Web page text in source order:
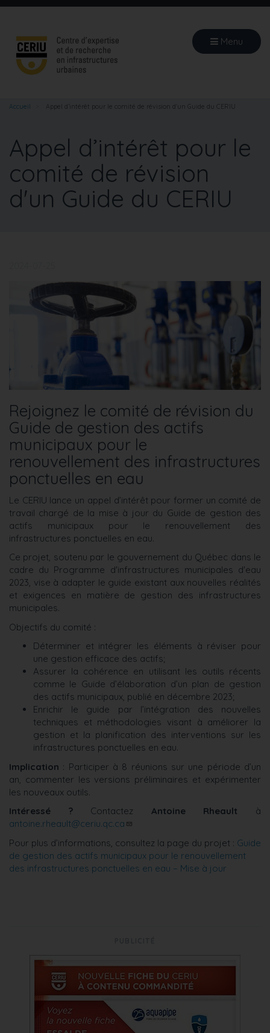
Aller
principal
Menu
Accueil Appel d’intérêt pour le comité de révision d'un Guide du CERIU
Appel d’intérêt pour le
comité de révision
d'un Guide du CERIU
Rejoignez le comité de révision du
Guide de gestion des actifs
municipaux pour le
renouvellement des infrastructures
ponctuelles en eau
Le CERIU lance un appel d’intérêt pour former un comité de
travail chargé de la mise à jour du Guide de gestion des
actifs municipaux pour le renouvellement des
infrastructures ponctuelles en eau.
Ce projet, soutenu par le gouvernement du Québec dans le
cadre du Programme d'infrastructures municipales d'eau
2023, vise à adapter le guide existant aux nouvelles réalités
et exigences en matière de gestion des infrastructures
municipales.
Objectifs du comité :
Déterminer et intégrer les éléments à réviser pour
une gestion efficace des actifs;
Assurer la cohérence en utilisant les outils récents
comme le Guide d’élaboration d’un plan de gestion
des actifs municipaux, publié en décembre 2023;
Enrichir le guide par l’intégration des nouvelles
techniques et méthodologies visant à améliorer la
gestion et la planification des interventions sur les
infrastructures ponctuelles en eau.
Implication : Participer à 8 réunions sur une période d’un
an, commenter les versions préliminaires et expérimenter
les nouveaux outils.
Intéressé ? Contactez Antoine Rheault à
antoine.rheault@ceriu.qc.ca
Pour plus d’informations, consultez la page du projet : Guide
de gestion des actifs municipaux pour le renouvellement
des infrastructures ponctuelles en eau – Mise à jour